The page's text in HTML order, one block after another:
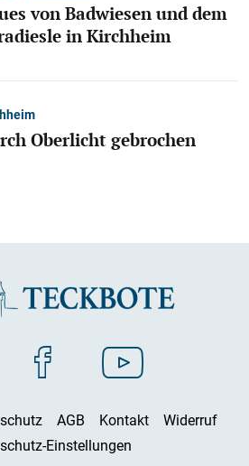
von Badwiesen und dem
in Kirchheim
Oberlicht gebrochen
AGB Kontakt
Widerruf
Einstellungen